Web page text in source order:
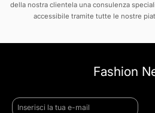
della nostra clientela una consulenza
accessibile tramite tutte le nostre
Fashion